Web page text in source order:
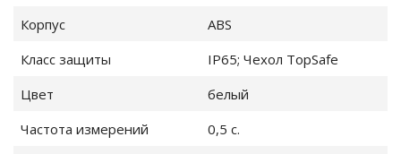
и запчасти
Корпус
ABS
Класс защиты
IP65; Чехол TopSafe
Цвет
белый
Частота измерений
0,5 с.